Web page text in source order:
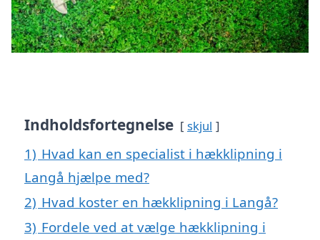
Indholdsfortegnelse skjul
1) Hvad kan en specialist i hækklipning i
Langå hjælpe med?
2) Hvad koster en hækklipning i Langå?
3) Fordele ved at vælge hækklipning i